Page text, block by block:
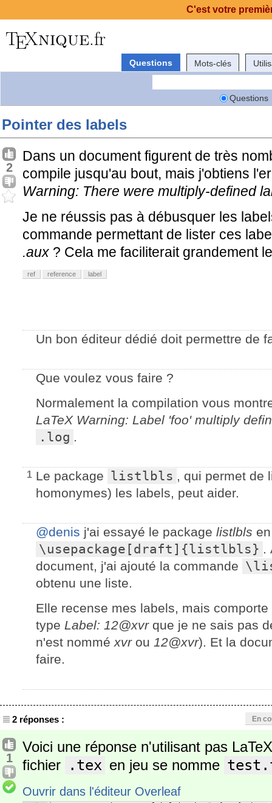
Questions Mots-clés
Questions
Pointer des labels
2
Dans un document figurent de très
compile jusqu'au bout, mais j'obtiens
Warning: There were multiply-defined
Je ne réussis pas à débusquer les
commande permettant de lister ces
.aux ? Cela me faciliterait grandement
ref reference label
Un bon éditeur dédié doit permettre de
Que voulez vous faire ?
Normalement la compilation vous
LaTeX Warning: Label 'foo' multiply
.log .
1 Le package listlbls , qui permet de
homonymes) les labels, peut aider.
@denis j'ai essayé le package listlbls
\usepackage[draft]{listlbls} .
document, j'ai ajouté la commande
obtenu une liste.
Elle recense mes labels, mais
type Label: 12@xvrque je ne sais pas
n'est nommé xvrou 12@xvr). Et la
faire.
2 réponses : En
1
Voici une réponse n'utilisant pas
fichier
.tex en jeu se nomme
Ouvrir dans l'éditeur Overleaf
C'est votre